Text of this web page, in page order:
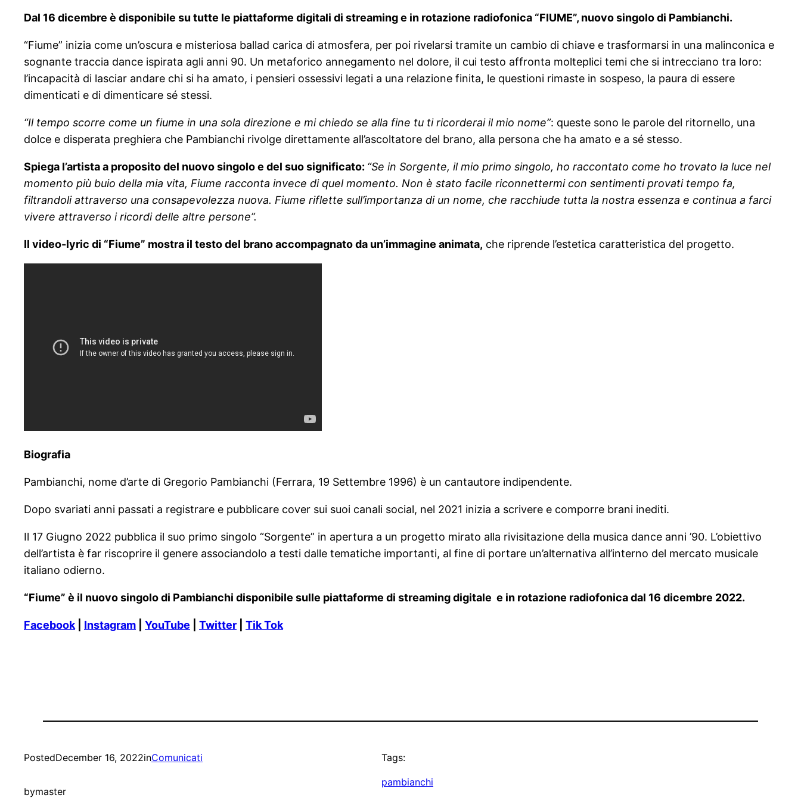
Dal 16 dicembre è disponibile su tutte le piattaforme digitali di streaming e in rotazione radiofonica “FIUME”, nuovo singolo di Pambianchi.
“Fiume” inizia come un’oscura e misteriosa ballad carica di atmosfera, per poi rivelarsi tramite un cambio di chiave e trasformarsi in una malinconica e
sognante traccia dance ispirata agli anni 90. Un metaforico annegamento nel dolore, il cui testo affronta molteplici temi che si intrecciano tra loro:
l’incapacità di lasciar andare chi si ha amato, i pensieri ossessivi legati a una relazione finita, le questioni rimaste in sospeso, la paura di essere
dimenticati e di dimenticare sé stessi.
“Il tempo scorre come un fiume in una sola direzione e mi chiedo se alla fine tu ti ricorderai il mio nome”: queste sono le parole del ritornello, una
dolce e disperata preghiera che Pambianchi rivolge direttamente all’ascoltatore del brano, alla persona che ha amato e a sé stesso.
Spiega l’artista a proposito del nuovo singolo e del suo significato: “Se in Sorgente, il mio primo singolo, ho raccontato come ho trovato la luce nel
momento più buio della mia vita, Fiume racconta invece di quel momento. Non è stato facile riconnettermi con sentimenti provati tempo fa,
filtrandoli attraverso una consapevolezza nuova. Fiume riflette sull’importanza di un nome, che racchiude tutta la nostra essenza e continua a farci
vivere attraverso i ricordi delle altre persone”.
Il video-lyric di “Fiume” mostra il testo del brano accompagnato da un’immagine animata, che riprende l’estetica caratteristica del progetto.
Biografia
Pambianchi, nome d’arte di Gregorio Pambianchi (Ferrara, 19 Settembre 1996) è un cantautore indipendente.
Dopo svariati anni passati a registrare e pubblicare cover sui suoi canali social, nel 2021 inizia a scrivere e comporre brani inediti.
Il 17 Giugno 2022 pubblica il suo primo singolo “Sorgente” in apertura a un progetto mirato alla rivisitazione della musica dance anni ’90. L’obiettivo
dell’artista è far riscoprire il genere associandolo a testi dalle tematiche importanti, al fine di portare un’alternativa all’interno del mercato musicale
italiano odierno.
“Fiume” è il nuovo singolo di Pambianchi disponibile sulle piattaforme di streaming digitale e in rotazione radiofonica dal 16 dicembre 2022.
Facebook| Instagram YouTube Twitter Tik Tok
PostedDecember 16, 2022inComunicati
bymaster
Tags:
pambianchi